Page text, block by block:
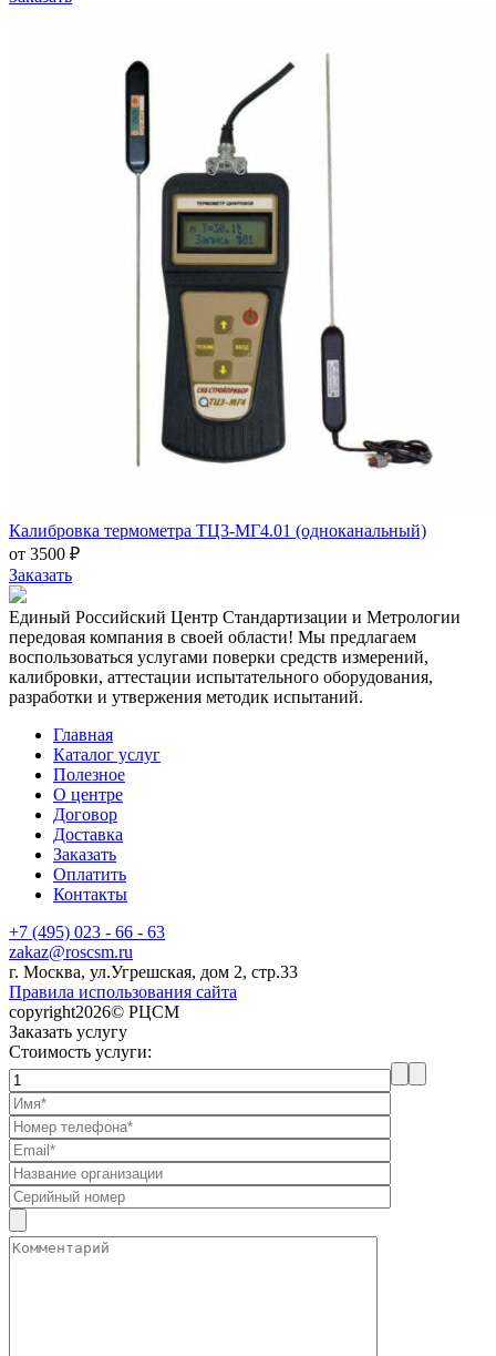
Калибровка термометра ТЦ3-МГ4.01 (одноканальный)
от 3500 ₽
Заказать
Единый Российский Центр Стандартизации и Метрологии
передовая компания в своей области! Мы предлагаем
воспользоваться услугами поверки средств измерений,
калибровки, аттестации испытательного оборудования,
разработки и утвержения методик испытаний.
Главная
Каталог услуг
Полезное
О центре
Договор
Доставка
Заказать
Оплатить
Контакты
+7 (495) 023 - 66 - 63
zakaz@roscsm.ru
г. Москва, ул.Угрешская, дом 2, стр.33
Правила использования сайта
copyright2026© РЦСМ
Заказать услугу
Стоимость услуги: